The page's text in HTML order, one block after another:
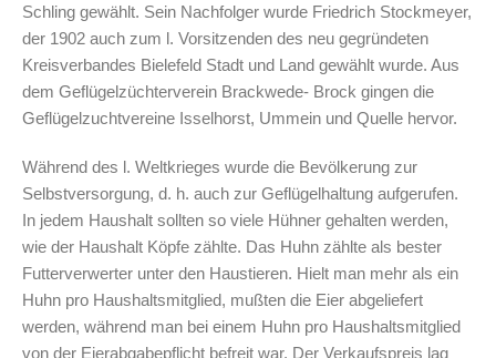
Schling gewählt. Sein Nachfolger wurde Friedrich Stockmeyer,
der 1902 auch zum l. Vorsitzenden des neu gegründeten
Kreisverbandes Bielefeld Stadt und Land gewählt wurde. Aus
dem Geflügelzüchterverein Brackwede- Brock gingen die
Geflügelzuchtvereine Isselhorst, Ummein und Quelle hervor.
Während des l. Weltkrieges wurde die Bevölkerung zur
Selbstversorgung, d. h. auch zur Geflügelhaltung aufgerufen.
In jedem Haushalt sollten so viele Hühner gehalten werden,
wie der Haushalt Köpfe zählte. Das Huhn zählte als bester
Futterverwerter unter den Haustieren. Hielt man mehr als ein
Huhn pro Haushaltsmitglied, mußten die Eier abgeliefert
werden, während man bei einem Huhn pro Haushaltsmitglied
von der Eierabgabepflicht befreit war. Der Verkaufspreis lag